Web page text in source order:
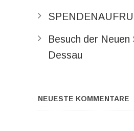
Besuch der Neuen
Dessau
NEUESTE KOMMENTARE